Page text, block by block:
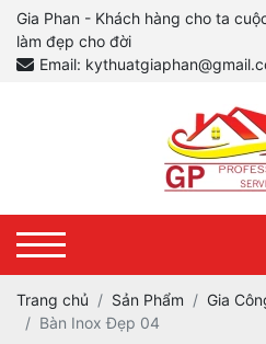
Gia Phan - Khách hàng cho ta
làm đẹp cho đời
Email:
Trang chủ Sản Phẩm
Gia
Bàn Inox Đẹp 04